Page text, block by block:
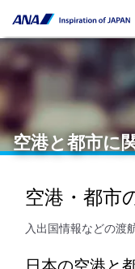
空港と都市に
空港・都市
入出国情報などの渡